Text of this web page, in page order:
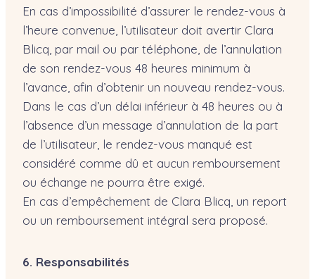
En cas d’impossibilité d’assurer le rendez-vous à
l’heure convenue, l’utilisateur doit avertir Clara
Blicq, par mail ou par téléphone, de l’annulation
de son rendez-vous 48 heures minimum à
l’avance, afin d’obtenir un nouveau rendez-vous.
Dans le cas d’un délai inférieur à 48 heures ou à
l’absence d’un message d’annulation de la part
de l’utilisateur, le rendez-vous manqué est
considéré comme dû et aucun remboursement
ou échange ne pourra être exigé.
En cas d’empêchement de Clara Blicq, un report
ou un remboursement intégral sera proposé.
6. Responsabilités